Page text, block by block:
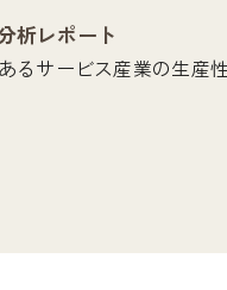
析レポート
るサービス産業の生産性